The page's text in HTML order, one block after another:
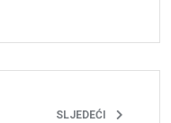
SLJEDEĆI